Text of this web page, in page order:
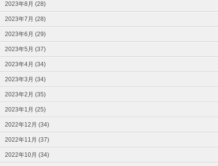
2023年8月 (28)
2023年7月 (28)
2023年6月 (29)
2023年5月 (37)
2023年4月 (34)
2023年3月 (34)
2023年2月 (35)
2023年1月 (25)
2022年12月 (34)
2022年11月 (37)
2022年10月 (34)